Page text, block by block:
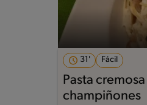
31' Fácil
Pasta
champiñones